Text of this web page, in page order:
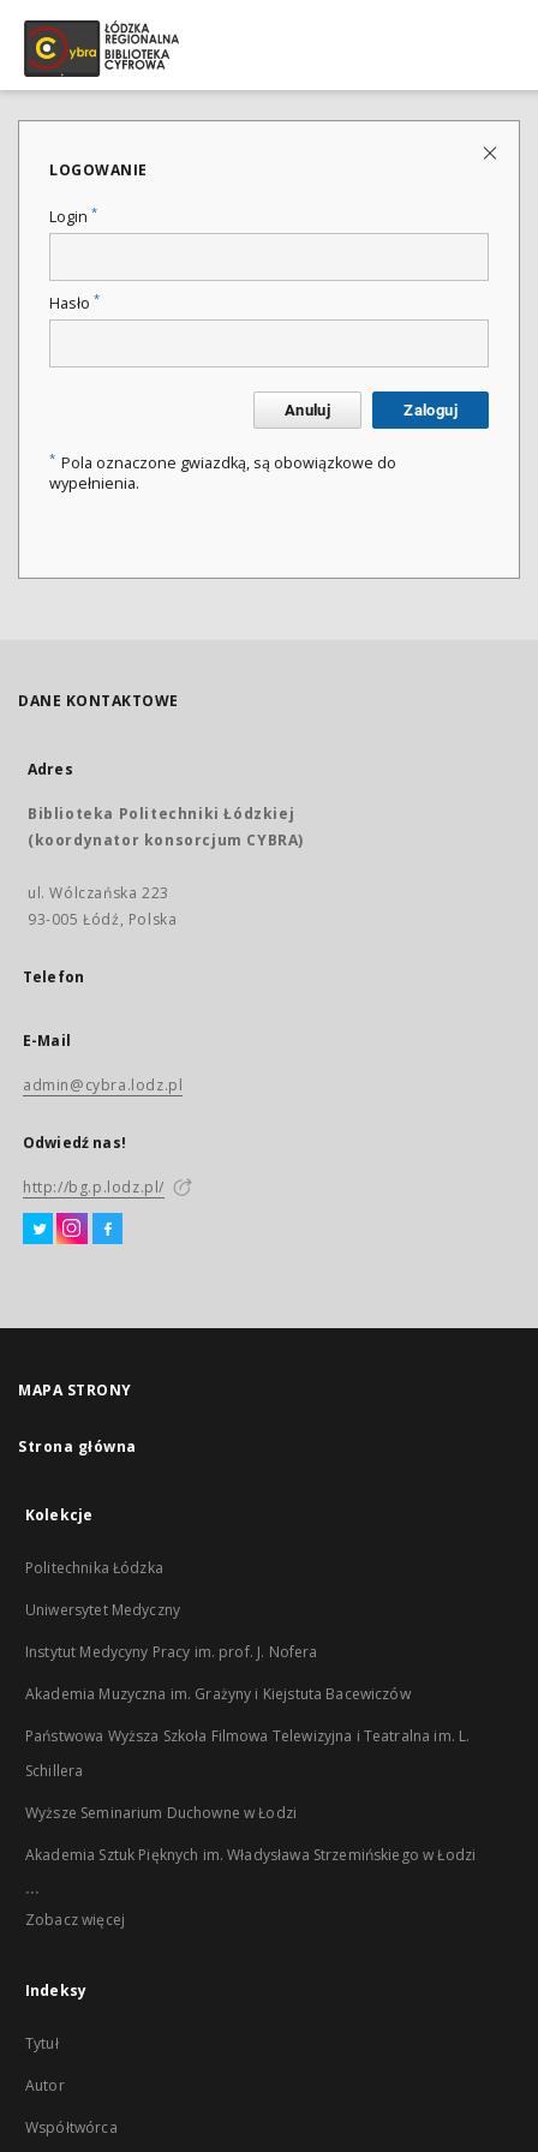
LOGOWANIE
Login *
Hasło *
Anuluj Zaloguj
* Pola oznaczone gwiazdką, są obowiązkowe do
wypełnienia.
DANE KONTAKTOWE
Adres
Biblioteka Politechniki Łódzkiej
(koordynator konsorcjum CYBRA)
ul. Wólczańska 223
93-005 Łódź, Polska
Telefon
E-Mail
admin@cybra.lodz.pl
Odwiedź nas!
http://bg.p.lodz.pl/
MAPA STRONY
Strona główna
Kolekcje
Politechnika Łódzka
Uniwersytet Medyczny
Instytut Medycyny Pracy im. prof. J. Nofera
Akademia Muzyczna im. Grażyny i Kiejstuta Bacewiczów
Państwowa Wyższa Szkoła Filmowa Telewizyjna i Teatralna im. L.
Schillera
Wyższe Seminarium Duchowne w Łodzi
Akademia Sztuk Pięknych im. Władysława Strzemińskiego w Łodzi
...
Zobacz więcej
Indeksy
Tytuł
Autor
Współtwórca